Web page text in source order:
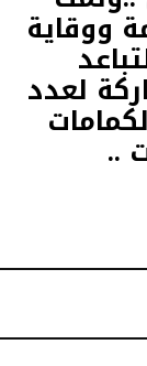
ووقاية
لعدد
..